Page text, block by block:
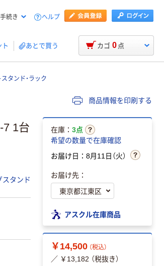
続き ヘルプ
ト あとで買う カゴ 0 点
タンド・ラック
商品情報を印刷する
7 1台
スタンド
在庫： 3点
希望の数量で在庫確認
お届け日：8月11日（火）
お届け先：
アスクル在庫商品
￥14,500 （税込）
／ ￥13,182 （税抜き）